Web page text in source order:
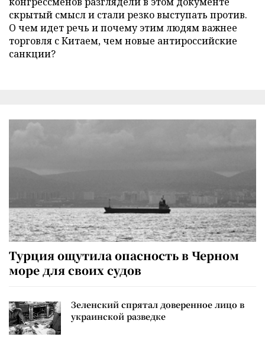
скрытый смысл и стали резко выступать против.
О чем идет речь и почему этим людям важнее
торговля с Китаем, чем новые антироссийские
санкции?
Турция ощутила опасность в Черном
море для своих судов
Зеленский спрятал доверенное лицо в
украинской разведке